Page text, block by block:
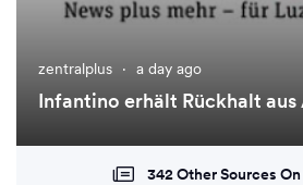
zentralplus · a day ago
Infantino erhält Rückhalt
342 Other Sources